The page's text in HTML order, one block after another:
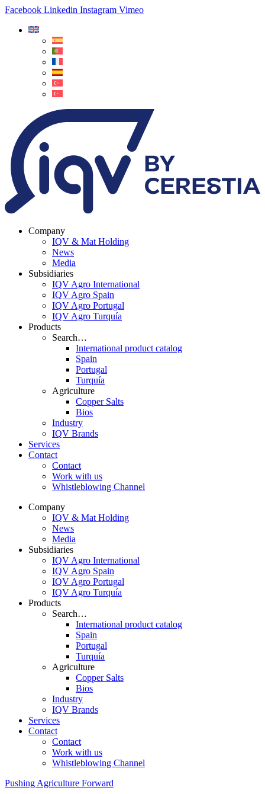
Facebook Linkedin Instagram Vimeo
Company
IQV & Mat Holding
News
Media
Subsidiaries
IQV Agro International
IQV Agro Spain
IQV Agro Portugal
IQV Agro Turquía
Products
Search…
International product catalog
Spain
Portugal
Turquía
Agriculture
Copper Salts
Bios
Industry
IQV Brands
Services
Contact
Contact
Work with us
Whistleblowing Channel
Company
IQV & Mat Holding
News
Media
Subsidiaries
IQV Agro International
IQV Agro Spain
IQV Agro Portugal
IQV Agro Turquía
Products
Search…
International product catalog
Spain
Portugal
Turquía
Agriculture
Copper Salts
Bios
Industry
IQV Brands
Services
Contact
Contact
Work with us
Whistleblowing Channel
Pushing Agriculture Forward